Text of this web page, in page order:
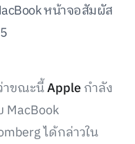
หน้าจอสัมผัส
าขณะนี้Appleกำลัง
ได้กล่าวใน